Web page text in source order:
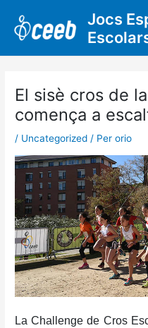
contingut
Jocs
El sisè cros de
comença a
/ Uncategorized / Per orio
La Challenge de Cros